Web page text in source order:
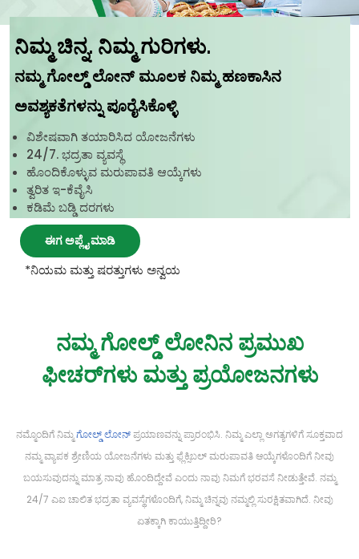
ನಿಮ್ಮ ಚಿನ್ನ. ನಿಮ್ಮ ಗುರಿಗಳು.
ನಮ್ಮ ಗೋಲ್ಡ್ ಲೋನ್ ಮೂಲಕ ನಿಮ್ಮ ಹಣಕಾಸಿನ
ಅವಶ್ಯಕತೆಗಳನ್ನು ಪೂರೈಸಿಕೊಳ್ಳಿ
ವಿಶೇಷವಾಗಿ ತಯಾರಿಸಿದ ಯೋಜನೆಗಳು
24/7. ಭದ್ರತಾ ವ್ಯವಸ್ಥೆ
ಹೊಂದಿಕೊಳ್ಳುವ ಮರುಪಾವತಿ ಆಯ್ಕೆಗಳು
ತ್ವರಿತ ಇ-ಕೆವೈಸಿ
ಕಡಿಮೆ ಬಡ್ಡಿ ದರಗಳು
ಈಗ ಅಪ್ಲೈ ಮಾಡಿ
*ನಿಯಮ ಮತ್ತು ಷರತ್ತುಗಳು ಅನ್ವಯ
ನಮ್ಮ ಗೋಲ್ಡ್ ಲೋನಿನ ಪ್ರಮುಖ
ಫೀಚರ್‌ಗಳು ಮತ್ತು ಪ್ರಯೋಜನಗಳು
ನಮ್ಮೊಂದಿಗೆ ನಿಮ್ಮಗೋಲ್ಡ್ ಲೋನ್ಪ್ರಯಾಣವನ್ನು ಪ್ರಾರಂಭಿಸಿ. ನಿಮ್ಮ ಎಲ್ಲಾ ಅಗತ್ಯಗಳಿಗೆ ಸೂಕ್ತವಾದ
ನಮ್ಮ ವ್ಯಾಪಕ ಶ್ರೇಣಿಯ ಯೋಜನೆಗಳು ಮತ್ತು ಫ್ಲೆಕ್ಸಿಬಲ್ ಮರುಪಾವತಿ ಆಯ್ಕೆಗಳೊಂದಿಗೆ ನೀವು
ಬಯಸುವುದನ್ನು ಮಾತ್ರ ನಾವು ಹೊಂದಿದ್ದೇವೆ ಎಂದು ನಾವು ನಿಮಗೆ ಭರವಸೆ ನೀಡುತ್ತೇವೆ. ನಮ್ಮ
24/7 ಎಐ ಚಾಲಿತ ಭದ್ರತಾ ವ್ಯವಸ್ಥೆಗಳೊಂದಿಗೆ, ನಿಮ್ಮ ಚಿನ್ನವು ನಮ್ಮಲ್ಲಿ ಸುರಕ್ಷಿತವಾಗಿದೆ. ನೀವು
ಏತಕ್ಕಾಗಿ ಕಾಯುತ್ತಿದ್ದೀರಿ?